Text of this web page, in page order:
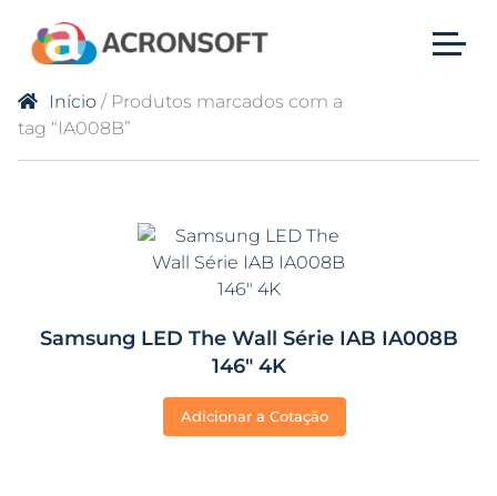
Início / Produtos marcados com a
tag “IA008B”
Samsung LED The Wall Série IAB IA008B
146″ 4K
Adicionar a Cotação